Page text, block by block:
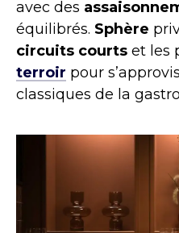
avec des
équilibrés. Sphère
circuits courts et les
terroir pour
classiques de la